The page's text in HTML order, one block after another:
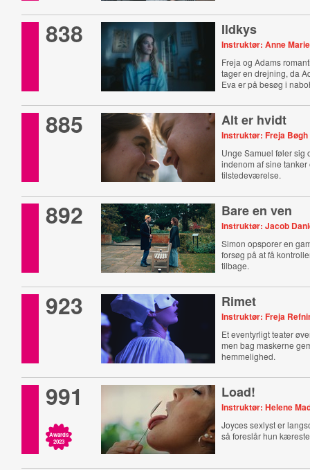
838 Ildkys
Instruktør: Anne
Freja og Adams
tager en drejning, da
Eva er på besøg i
885 Alt er hvidt
Instruktør: Freja
Unge Samuel føler sig
indenom af sine tanker
tilstedeværelse.
892 Bare en ven
Instruktør: Jacob
Simon opsporer en
forsøg på at få
tilbage.
923 Rimet
Instruktør: Freja
Et eventyrligt teater
men bag maskerne
hemmelighed.
991
Awards
2023
Load!
Instruktør: Helene
Joyces sexlyst er
så foreslår hun